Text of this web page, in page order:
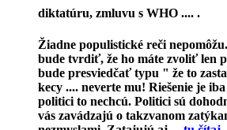
diktatúru, zmluvu s WHO .... .
Žiadne populistické reči
bude tvrdiť, že ho máte zvoliť len
bude presviedčať typu " že to
kecy .... neverte mu! Riešenie je
politici to nechcú. Politici sú
vás zavádzajú o takzvanom